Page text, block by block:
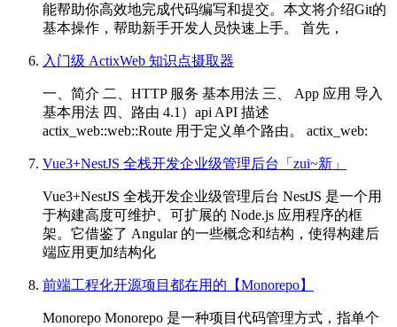
能帮助你高效地完成代码编写和提交。本文将介绍Git的
基本操作，帮助新手开发人员快速上手。 首先，
入门级 ActixWeb 知识点摄取器
一、简介 二、HTTP 服务 基本用法 三、 App 应用 导入
基本用法 四、路由 4.1）api API 描述
actix_web::web::Route 用于定义单个路由。 actix_web:
Vue3+NestJS 全栈开发企业级管理后台「zui~新」
Vue3+NestJS 全栈开发企业级管理后台 NestJS 是一个用
于构建高度可维护、可扩展的 Node.js 应用程序的框
架。它借鉴了 Angular 的一些概念和结构，使得构建后
端应用更加结构化
前端工程化开源项目都在用的【Monorepo】
Monorepo Monorepo 是一种项目代码管理方式，指单个